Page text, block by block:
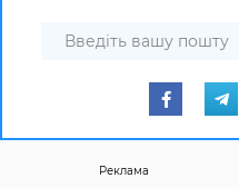
Реклама